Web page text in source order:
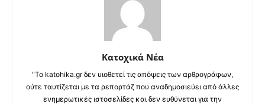
Κατοχικά Νέα
"Το katohika.gr δεν υιοθετεί τις απόψεις των αρθρογράφων,
ούτε ταυτίζεται με τα ρεπορτάζ που αναδημοσιεύει από άλλες
ενημερωτικές ιστοσελίδες και δεν ευθύνεται για την